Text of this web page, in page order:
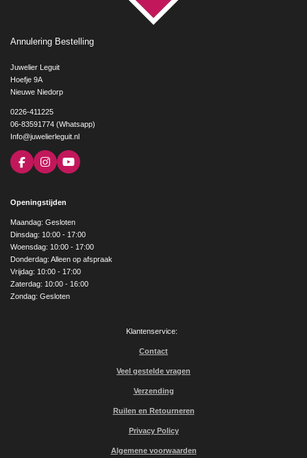
Annulering Bestelling
Juwelier Leguit
Hoefje 9A
Nieuwe Niedorp
0226-411225
06-83591774 (Whatsapp)
Info@juwelierleguit.nl
F
a
b
o
k
I
n
a
g
r
a
m
Y
o
e
Openingstijden
Maandag: Gesloten
Dinsdag: 10:00 - 17:00
Woensdag: 10:00 - 17:00
Donderdag: Alleen op afspraak
Vrijdag: 10:00 - 17:00
Zaterdag: 10:00 - 16:00
Zondag: Gesloten
Klantenservice:
Contact
Veel gestelde vragen
Verzending
Ruilen en Retourneren
Privacy Policy
Algemene voorwaarden